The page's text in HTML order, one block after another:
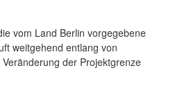
vom Land Berlin vorgegebene
weitgehend entlang von
der Projektgrenze